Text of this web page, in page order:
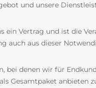
und unsere
ein Vertrag und ist die
auch aus dieser
bei denen wir für
Gesamtpaket